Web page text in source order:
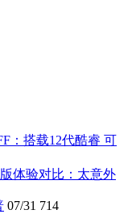
：搭载12代酷睿 可
体验对比：太意外
07/31 714